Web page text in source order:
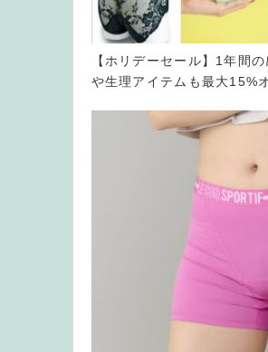
【ホリデーセール】1年間
や生理アイテムも最大15%